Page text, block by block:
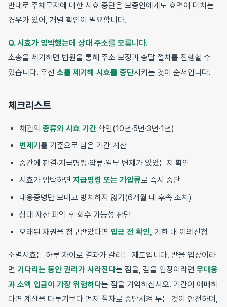
반대로 주채무자에 대한 시효 중단은 보증인에게도 효력이 미치는
경우가 있어, 개별 확인이 필요합니다.
Q. 시효가 임박했는데 상대 주소를 모릅니다.
소송을 제기하면 법원을 통해 주소 보정과 송달 절차를 진행할 수
있습니다. 우선 소를 제기해 시효를 중단시키는 것이 순서입니다.
체크리스트
채권의 종류와 시효 기간 확인(10년·5년·3년·1년)
변제기 를 기준으로 남은 기간 계산
중간에 판결·지급명령·압류·일부 변제가 있었는지 확인
시효가 임박하면 지급명령 또는 가압류로 즉시 중단
내용증명만 보내고 방치하지 않기(6개월 내 후속 조치)
상대 재산 파악 후 회수 가능성 판단
오래된 채권을 청구받았다면 입금 전 확인, 기한 내 이의신청
소멸시효는 하루 차이로 결과가 갈리는 제도입니다. 받을 입장이라
면 기다리는 동안 권리가 사라진다는 점을, 갚을 입장이라면 무대응
과 소액 입금이 가장 위험하다는 점을 기억하십시오. 기간이 애매하
다면 계산을 다투기보다 먼저 절차로 중단시켜 두는 것이 안전하며,